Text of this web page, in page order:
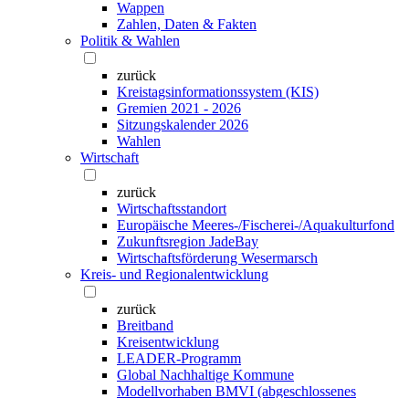
Wappen
Zahlen, Daten & Fakten
Politik & Wahlen
zurück
Kreistagsinformationssystem (KIS)
Gremien 2021 - 2026
Sitzungskalender 2026
Wahlen
Wirtschaft
zurück
Wirtschaftsstandort
Europäische Meeres-/Fischerei-/Aquakulturfond
Zukunftsregion JadeBay
Wirtschaftsförderung Wesermarsch
Kreis- und Regionalentwicklung
zurück
Breitband
Kreisentwicklung
LEADER-Programm
Global Nachhaltige Kommune
Modellvorhaben BMVI (abgeschlossenes